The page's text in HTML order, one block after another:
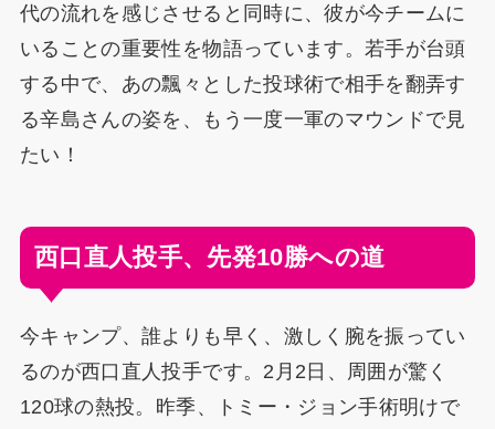
代の流れを感じさせると同時に、彼が今チームに
いることの重要性を物語っています。若手が台頭
する中で、あの飄々とした投球術で相手を翻弄す
る辛島さんの姿を、もう一度一軍のマウンドで見
たい！
西口直人投手、先発10勝への道
今キャンプ、誰よりも早く、激しく腕を振ってい
るのが西口直人投手です。2月2日、周囲が驚く
120球の熱投。昨季、トミー・ジョン手術明けで